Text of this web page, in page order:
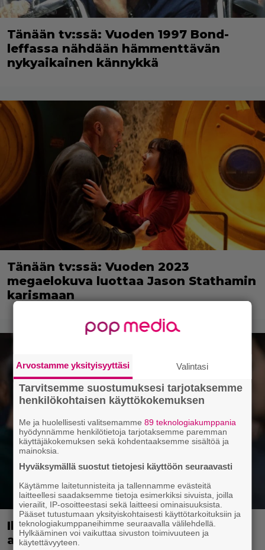
Tänään tv:ssä: Vuoden 1997 Bond-
leffassa nähdään hämmenttävän
nykyaikainen kännykkä
Tänään tv:ssä: Vuoden 2023
megaelokuva luottaa Jason Stathamin
karismaan
Illalla tv:ssä: Suomi-komediaa
arvostetaan myös maailmalla – nyt ei
Arvostamme yksityisyyttäsi Valintasi
Tarvitsemme suostumuksesi tarjotaksemme
henkilökohtaisen käyttökokemuksen
Me ja huolellisesti valitsemamme89 teknologiakumppania
hyödynnämme henkilötietoja tarjotaksemme paremman
käyttäjäkokemuksen sekä kohdentaaksemme sisältöä ja
mainoksia.
Hyväksymällä suostut tietojesi käyttöön seuraavasti
Käytämme laitetunnisteita ja tallennamme evästeitä
laitteellesi saadaksemme tietoja esimerkiksi sivuista, joilla
vierailit, IP-osoitteestasi sekä laitteesi ominaisuuksista.
Pääset tutustumaan yksityiskohtaisesti käyttötarkoituksiin ja
teknologiakumppaneihimme seuraavalla välilehdellä.
Hylkääminen voi vaikuttaa sivuston toimivuuteen ja
käytettävyyteen.